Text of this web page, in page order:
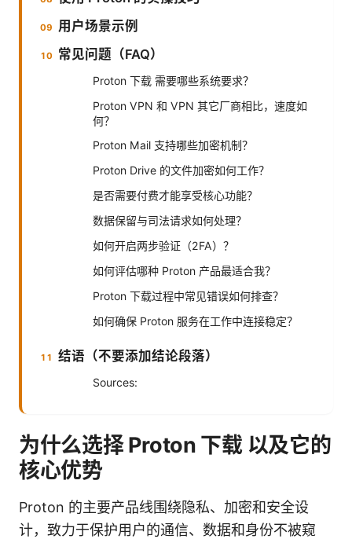
用户场景示例
常见问题（FAQ）
Proton 下载 需要哪些系统要求？
Proton VPN 和 VPN 其它厂商相比，速度如
何？
Proton Mail 支持哪些加密机制？
Proton Drive 的文件加密如何工作？
是否需要付费才能享受核心功能？
数据保留与司法请求如何处理？
如何开启两步验证（2FA）？
如何评估哪种 Proton 产品最适合我？
Proton 下载过程中常见错误如何排查？
如何确保 Proton 服务在工作中连接稳定？
结语（不要添加结论段落）
Sources:
为什么选择 Proton 下载 以及它的
核心优势
Proton 的主要产品线围绕隐私、加密和安全设
计，致力于保护用户的通信、数据和身份不被窥